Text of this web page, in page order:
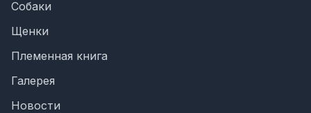
Собаки
Щенки
Племенная книга
Галерея
Новости